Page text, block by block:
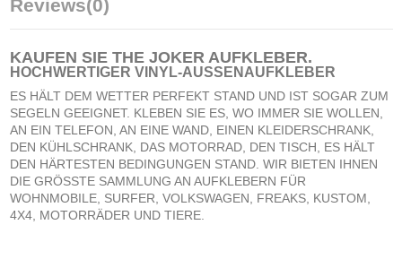
Reviews(0)
KAUFEN SIE THE JOKER AUFKLEBER.
HOCHWERTIGER VINYL-AUSSENAUFKLEBER
ES HÄLT DEM WETTER PERFEKT STAND UND IST SOGAR ZUM
SEGELN GEEIGNET. KLEBEN SIE ES, WO IMMER SIE WOLLEN,
AN EIN TELEFON, AN EINE WAND, EINEN KLEIDERSCHRANK,
DEN KÜHLSCHRANK, DAS MOTORRAD, DEN TISCH, ES HÄLT
DEN HÄRTESTEN BEDINGUNGEN STAND. WIR BIETEN IHNEN
DIE GRÖSSTE SAMMLUNG AN AUFKLEBERN FÜR
WOHNMOBILE, SURFER, VOLKSWAGEN, FREAKS, KUSTOM,
4X4, MOTORRÄDER UND TIERE.